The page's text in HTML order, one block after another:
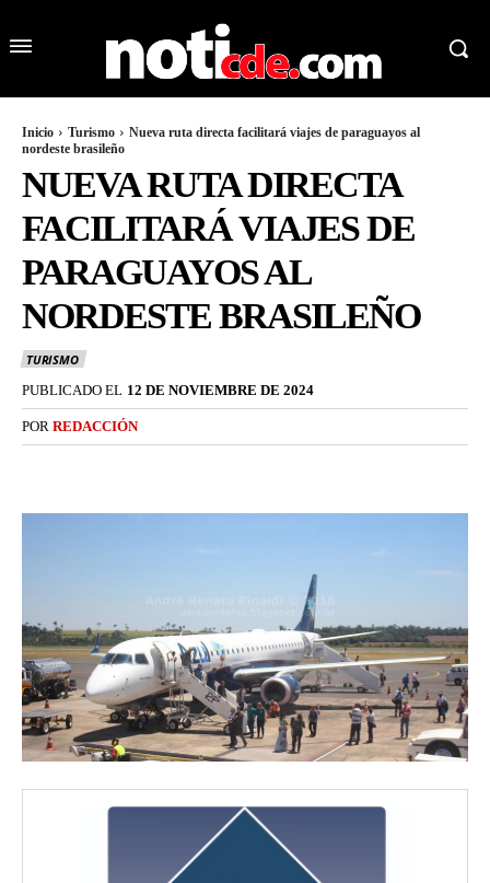
Inicio Turismo
Nueva ruta directa facilitará viajes de paraguayos al
nordeste brasileño
NUEVA RUTA DIRECTA
FACILITARÁ VIAJES DE
PARAGUAYOS AL
NORDESTE BRASILEÑO
TURISMO
PUBLICADO EL 12 DE NOVIEMBRE DE 2024
POR REDACCIÓN